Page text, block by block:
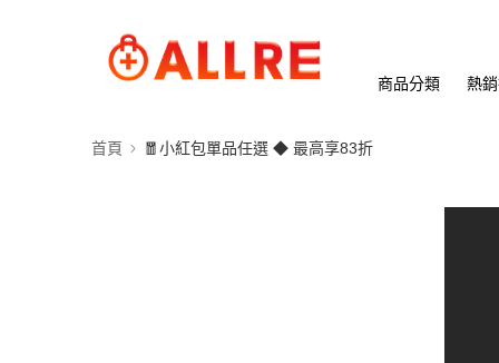
商品分類 熱
首頁 🧧小紅包單品任選 ◆ 最高享83折